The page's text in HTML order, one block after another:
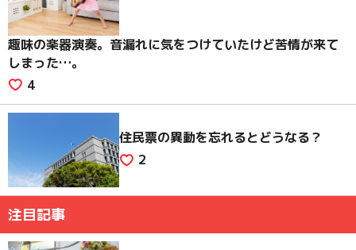
趣味の楽器演奏。音漏れに気をつけていたけど苦情が来て
しまった…。
4
住民票の異動を忘れるとどうなる？
2
注目記事